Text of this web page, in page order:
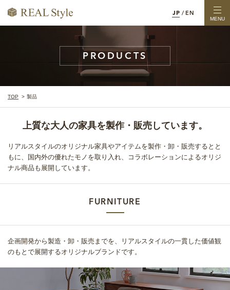
JP / EN
MENU
PRODUCTS
TOP 製品
上質な大人の家具を製作・販売しています。
リアルスタイルのオリジナル家具やアイテムを製作・卸・販売するとと
もに、
国内外の優れたモノを取り入れ、コラボレーションによるオリジ
ナル商品も展開しています。
FURNITURE
企画開発から製造・卸・販売までを、リアルスタイルの一貫した価値観
のもとで展開するオリジナルブランドです。